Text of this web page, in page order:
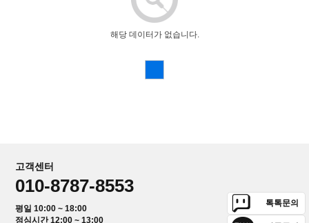
해당 데이터가 없습니다.
고객센터
010-8787-8553
평일 10:00 ~ 18:00
점심시간 12:00 ~ 13:00
톡톡문의